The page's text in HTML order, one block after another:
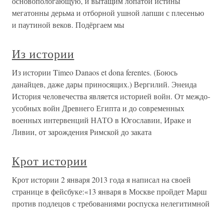
мегатонны дерьма и отборной ушной лапши с плесенью
и паутиной веков. Подёргаем мы
Из истории
Из истории Timeo Danaos et dona ferentes. (Боюсь
данайцев, даже дары приносящих.) Вергилий. Энеида
История человечества является историей войн. От междо­
усобных войн Древнего Египта и до современных
военных интервенций НАТО в Югославии, Ираке и
Ливии, от зарождения Римской до заката
Крот истории
Крот истории 2 января 2013 года я написал на своей
странице в фейсбуке:«13 января в Москве пройдет Марш
против подлецов с требованиями роспуска нелегитимной